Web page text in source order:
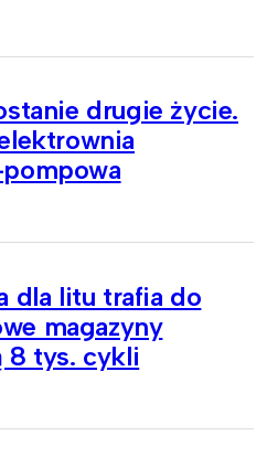
drugie życie.
dla litu trafia do
magazyny
8 tys. cykli